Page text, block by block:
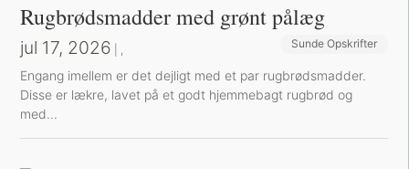
Rugbrødsmadder med grønt pålæg
jul 17, 2026 Sund Aftensmad
Sunde Opskrifter
Engang imellem er det dejligt med et par rugbrødsmadder.
Disse er lækre, lavet på et godt hjemmebagt rugbrød og
med...